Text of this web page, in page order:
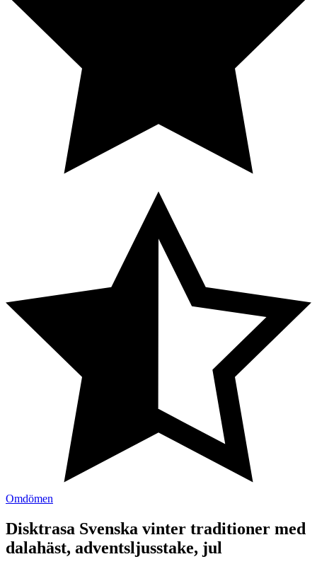
Omdömen
Disktrasa Svenska vinter traditioner med
dalahäst, adventsljusstake, jul